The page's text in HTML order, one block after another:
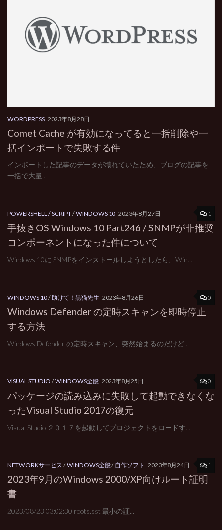
WORDPRESS 2023年8月28日
Comet Cache が有効になってると一括削除や一
括インポートで失敗する件
インポートした記事のデータが壊れていたため、ブログの記事を
一括で大量...
1
POWERSHELL / SCRIPT/WINDOWS 10 2023年8月27日
手抜きOS Windows 10 Part246 / SNMPが非推奨
コンポーネントになった件について
Windows 10に SNMPをインストールしようとしたら、Win...
0
WINDOWS 10/助けて！黒猫先生 2023年8月26日
Windows Defender の定時スキャンを即時停止
する方法
Windows Defender の定時スキャン、突然始まるのだけど...
0
VISUAL STUDIO /WINDOWS全般 2023年8月25日
パッケージの読み込みに失敗して起動できなくな
ったVisual Studio 2017の復元
Visual Studio ２０１７を起動してプロジェクトをロードす...
1
NETWORKサービス /WINDOWS全般/ 自作ソフト 2023年8月24日
2023年9月のWindows 2000/XP向けルート証明
書
2023/08/23 03:02:30 roots.sst 最小の証...